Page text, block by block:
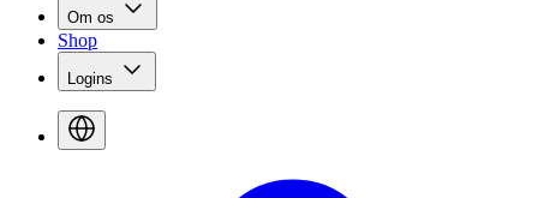
Om os
Shop
Logins